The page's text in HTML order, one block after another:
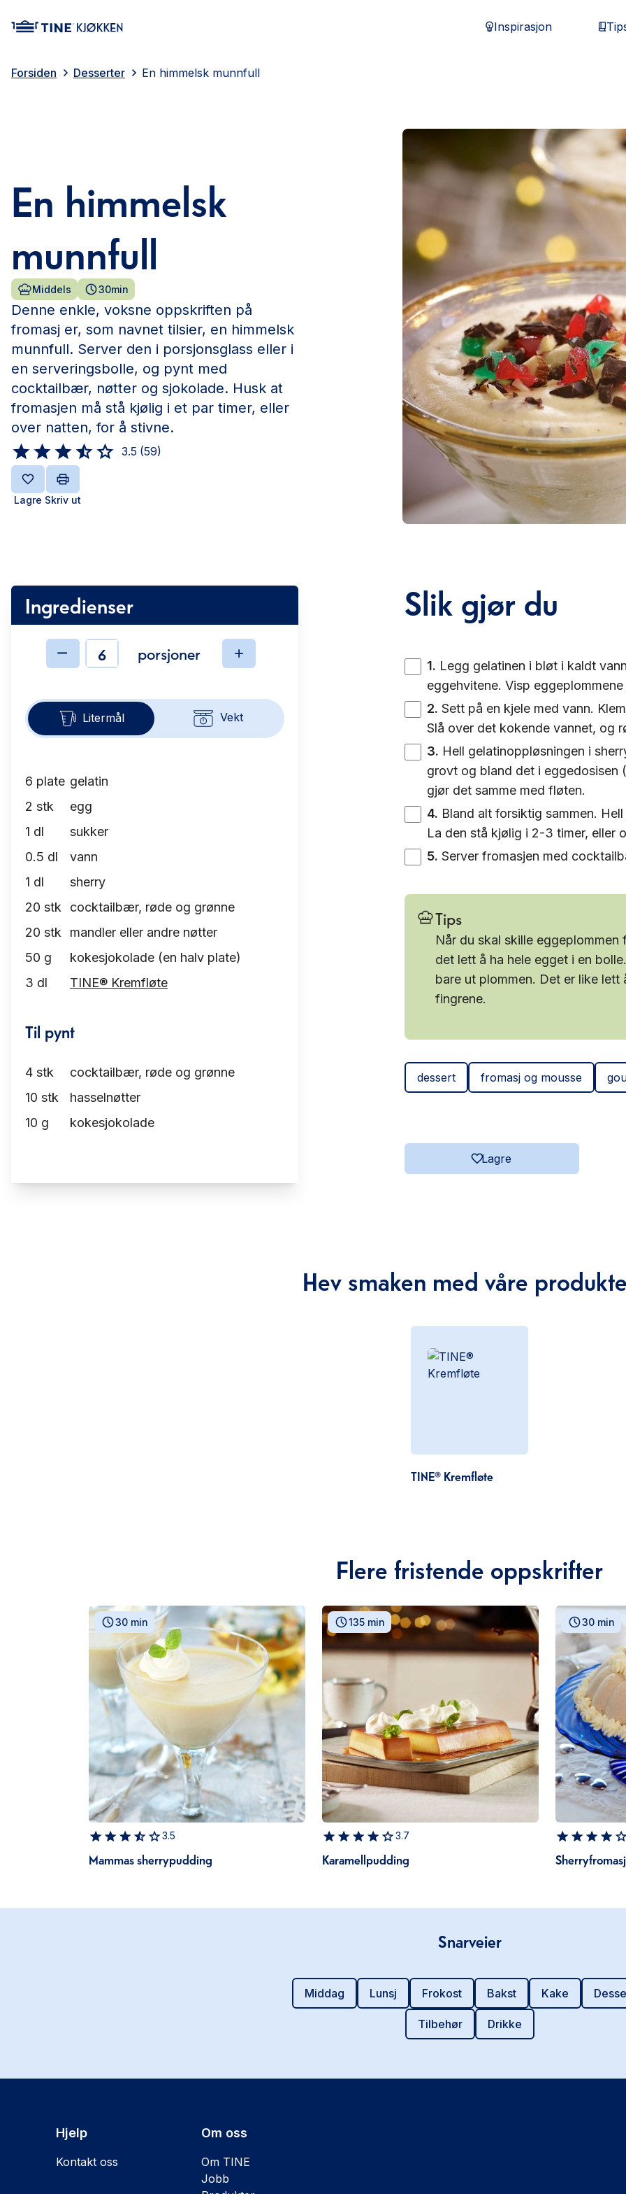
Inspirasjon
Forsiden Desserter En himmelsk munnfull
En himmelsk
munnfull
Middels 30min
Denne enkle, voksne oppskriften på
fromasj er, som navnet tilsier, en himmelsk
munnfull. Server den i porsjonsglass eller i
en serveringsbolle, og pynt med
cocktailbær, nøtter og sjokolade. Husk at
fromasjen må stå kjølig i et par timer, eller
over natten, for å stivne.
3.5 (59)
Lagre Skriv ut
Ingredienser
Ingredienserporsjoner
Litermål Vekt
6 plate gelatin
2 stk
egg
1 dl
sukker
0.5 dl
vann
1 dl
sherry
20 stk
cocktailbær, røde og grønne
20 stk
mandler eller andre nøtter
50 g
kokesjokolade (en halv plate)
3 dl TINE® Kremfløte
Til pynt
4 stk
cocktailbær, røde og grønne
10 stk
hasselnøtter
10 g kokesjokolade
Slik gjør du
1. Legg gelatinen i bløt i kaldt
eggehvitene. Visp
2. Sett på en kjele med vann.
Slå over det kokende vannet, og
3. Hell gelatinoppløsningen i
grovt og bland det i eggedosisen
gjør det samme med fløten.
4. Bland alt forsiktig sammen.
La den stå kjølig i 2-3 timer, eller
5. Server fromasjen med
Tips
Når du skal skille eggeplommen
det lett å ha hele egget i en
bare ut plommen. Det er like lett
fingrene.
dessert fromasj og mousse
Lagre
Hev smaken med våre
TINE® Kremfløte
Flere fristende oppskrifter
30 min
3.5
Mammas sherrypudding
135 min
3.7
Karamellpudding
30 min
Sherryfromasj
Snarveier
Middag Lunsj Frokost Bakst Kake
Tilbehør Drikke
Hjelp
Kontakt oss
Om oss
Om TINE
Jobb